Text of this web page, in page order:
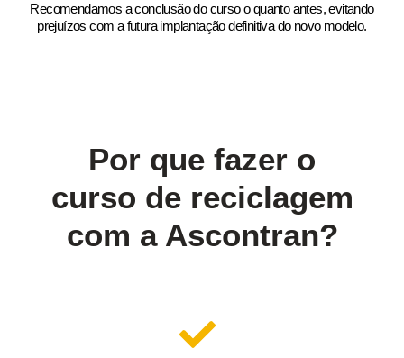
Recomendamos a conclusão do curso o quanto antes, evitando
prejuízos com a futura implantação definitiva do novo modelo.​
Por que fazer o
curso de reciclagem
com a Ascontran?